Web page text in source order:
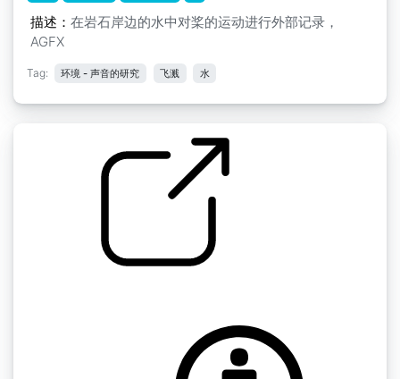
描述： 在岩石岸边的水中对桨的运动进行外部记录，
AGFX
Tag: 环境 - 声音的研究 飞溅 水